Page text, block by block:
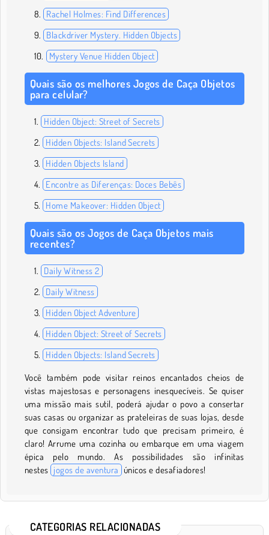
Rachel Holmes: Find Differences
Blackdriver Mystery. Hidden Objects
Mystery Venue Hidden Object
Quais são os melhores Jogos de Caça Objetos
para celular?
Hidden Object: Street of Secrets
Hidden Objects: Island Secrets
Hidden Objects Island
Encontre as Diferenças: Doces Bebês
Home Makeover: Hidden Object
Quais são os Jogos de Caça Objetos mais
recentes?
Daily Witness 2
Daily Witness
Hidden Object Adventure
Hidden Object: Street of Secrets
Hidden Objects: Island Secrets
Você também pode visitar reinos encantados cheios de
vistas majestosas e personagens inesquecíveis. Se quiser
uma missão mais sutil, poderá ajudar o povo a consertar
suas casas ou organizar as prateleiras de suas lojas, desde
que consigam encontrar tudo que precisam primeiro, é
claro! Arrume uma cozinha ou embarque em uma viagem
épica pelo mundo. As possibilidades são infinitas
nestes jogos de aventura únicos e desafiadores!
CATEGORIAS RELACIONADAS